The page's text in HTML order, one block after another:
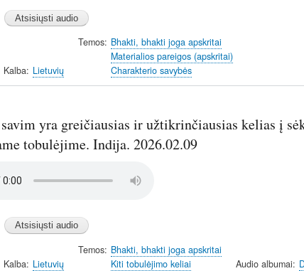
Kalba Lietuvių
Temos Bhakti, bhakti joga apskritai
Materialios pareigos (apskritai)
Charakterio savybės
yra greičiausias ir užtikrinčiausias kelias į
tobulėjime. Indija. 2026.02.09
Kalba Lietuvių
Temos Bhakti, bhakti joga apskritai
Kiti tobulėjimo keliai
Audio albumai